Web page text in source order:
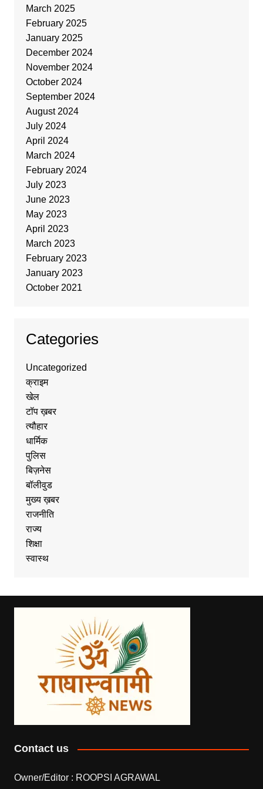
March 2025
February 2025
January 2025
December 2024
November 2024
October 2024
September 2024
August 2024
July 2024
April 2024
March 2024
February 2024
July 2023
June 2023
May 2023
April 2023
March 2023
February 2023
January 2023
October 2021
Categories
Uncategorized
क्राइम
खेल
टॉप ख़बर
त्यौहार
धार्मिक
पुलिस
बिज़नेस
बॉलीवुड
मुख्य ख़बर
राजनीति
राज्य
शिक्षा
स्वास्थ
Contact us
Owner/Editor : ROOPSI AGRAWAL